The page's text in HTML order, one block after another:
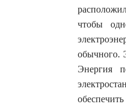
чтобы
обычного.
Энергия